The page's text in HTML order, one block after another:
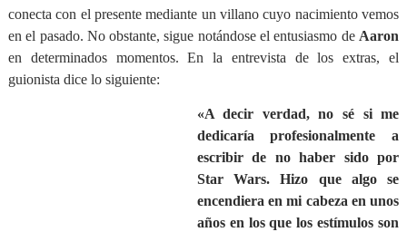
conecta con el presente mediante un villano cuyo nacimiento vemos
en el pasado. No obstante, sigue notándose el entusiasmo de Aaron
en determinados momentos. En la entrevista de los extras, el
guionista dice lo siguiente:
«A decir verdad, no sé si me
dedicaría profesionalmente a
escribir de no haber sido por
Star Wars. Hizo que algo se
encendiera en mi cabeza en unos
años en los que los estímulos son